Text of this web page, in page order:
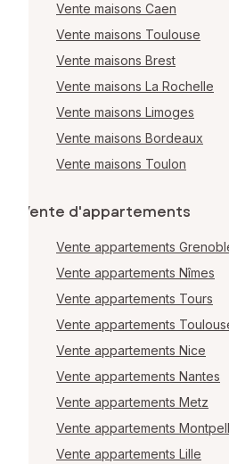
Vente maisons Caen
Vente maisons Toulouse
Vente maisons Brest
Vente maisons La Rochelle
Vente maisons Limoges
Vente maisons Bordeaux
Vente maisons Toulon
Vente d'appartements
Vente appartements
Vente appartements Nîmes
Vente appartements Tours
Vente appartements
Vente appartements Nice
Vente appartements Nantes
Vente appartements Metz
Vente appartements
Vente appartements Lille